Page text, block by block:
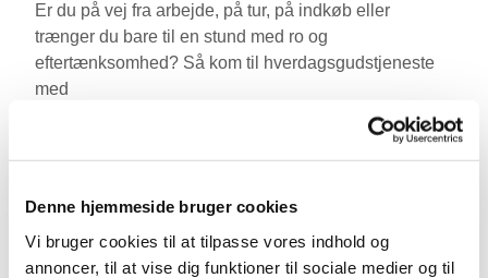
Denne hjemmeside bruger cookies
Vi bruger cookies til at tilpasse vores indhold og
annoncer, til at vise dig funktioner til sociale medier og til
Er du på vej fra arbejde, på tur, på indkøb eller
trænger du bare til en stund med ro og
eftertænksomhed? Så kom til hverdagsgudstjeneste
med
• Fadervor og velsignelse
Hverdagsgudstjenesterne begynder kl. 17. Fra kl.